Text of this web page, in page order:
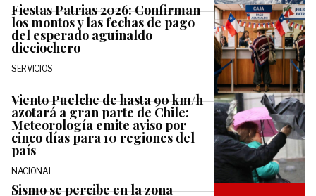
Fiestas Patrias 2026: Confirman
los montos y las fechas de pago
del esperado aguinaldo
dieciochero
SERVICIOS
Viento Puelche de hasta 90 km/h
azotará a gran parte de Chile:
Meteorología emite aviso por
cinco días para 10 regiones del
país
NACIONAL
Sismo se percibe en la zona